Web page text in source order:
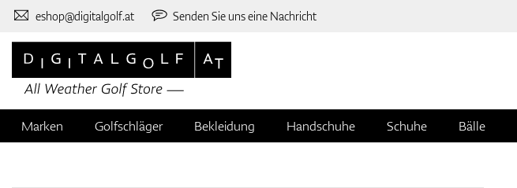
eshop@digitalgolf.at Senden Sie uns eine Nachricht
Marken Golfschläger Bekleidung Handschuhe Schuhe Bälle